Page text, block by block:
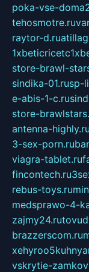
poka-vse-
tehosmotre.ru
raytor-d.ru
store-brawl-
sindika-01.rusp-
e-abis-1-c.ru
store-
antenna-highly.ru
3-sex-porn.ru
viagra-tablet.ru
fincontech.ru
rebus-toys.ru
medsprawo-4-
zajmy24.ru
brazzerscom.ru
vskrytie-